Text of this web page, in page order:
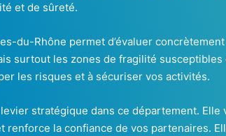
et de sûreté.
du-Rhône permet d’évaluer
surtout les zones de fragilité susceptibles
les risques et à sécuriser vos activités.
stratégique dans ce département. Elle
la confiance de vos partenaires.